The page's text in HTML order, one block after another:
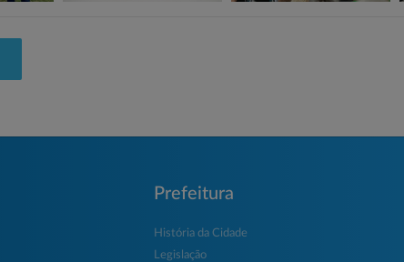
Prefeitura
História da Cidade
Legislação